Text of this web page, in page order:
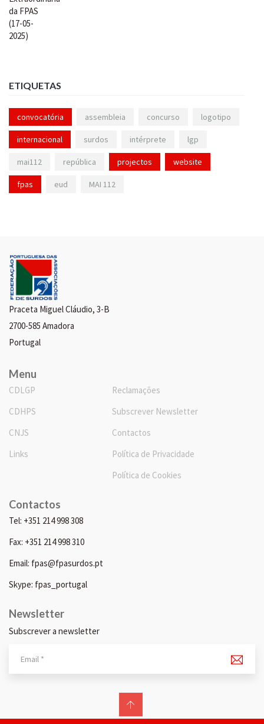
ETIQUETAS
convocatória assembleia concurso logotipo
internacional surdos intérprete lgp
mai112 república projectos website
fpas eud MAI 112
Praceta Miguel Cláudio, 3-B
2700-585 Amadora
Portugal
Menu
CDLGP
CDHPS
CNJS
Links
Reclamações
Subscrever Newsletter
Contactos
Política de Privacidade
Política de Cookies
Contactos
Tel: +351 214 998 308
Fax: +351 214 998 310
Email: fpas@fpasurdos.pt
Skype: fpas_portugal
Newsletter
Subscrever a newsletter